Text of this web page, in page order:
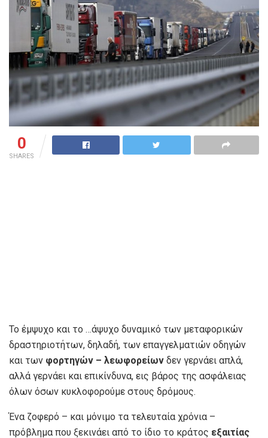
0
SHARES
Το έμψυχο και το …άψυχο δυναμικό των μεταφορικών
δραστηριοτήτων, δηλαδή, των επαγγελματιών οδηγών
και των φορτηγών – λεωφορείων δεν γερνάει απλά,
αλλά γερνάει και επικίνδυνα, εις βάρος της ασφάλειας
όλων όσων κυκλοφορούμε στους δρόμους.
Ένα ζοφερό – και μόνιμο τα τελευταία χρόνια –
πρόβλημα που ξεκινάει από το ίδιο το κράτος εξαιτίας